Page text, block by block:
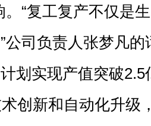
。“复工复产不仅是
公司负责人张梦凡
划实现产值突破2.5
创新和自动化升级